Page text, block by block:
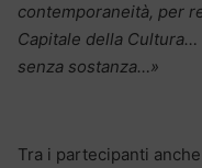
contemporaneità, per
Capitale della
senza sostanza…»
Tra i partecipanti